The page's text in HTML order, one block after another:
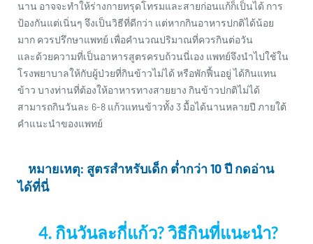
นาน อาจจะทำให้ร่างกายทรุดโทรมและสายก่อนแก้ก็เป็นได้ การ
ป้องกันแต่เนิ่นๆ จึงเป็นวิธีที่ดีกว่า แต่หากกินอาหารปกติได้น้อย
มาก ควรปรึกษาแพทย์ เพื่อคำนวณปริมาณที่ควรกินต่อวัน
และด้วยความที่เป็นอาหารสูตรครบถ้วนนี่เอง แพทย์จึงนำไปใช้ใน
โรงพยาบาลให้กับผู้ป่วยที่กินข้าวไม่ได้ หรือพักฟื้นอยู่ ได้กินแทน
ข้าว บางท่านที่ต้องให้อาหารทางสายยาง กินข้าวปกติไม่ได้
สามารถกินวันละ 6-8 แก้วแทนข้าวทั้ง 3 มื้อได้นานหลายปี ภายใต้
คำแนะนำของแพทย์
หมายเหตุ: สูตรสำหรับเด็ก ต่ำกว่า 10 ปี กดอ่าน
ได้ที่นี่
4. กินวันละกี่แก้ว? วิธีกินที่แนะนำ?